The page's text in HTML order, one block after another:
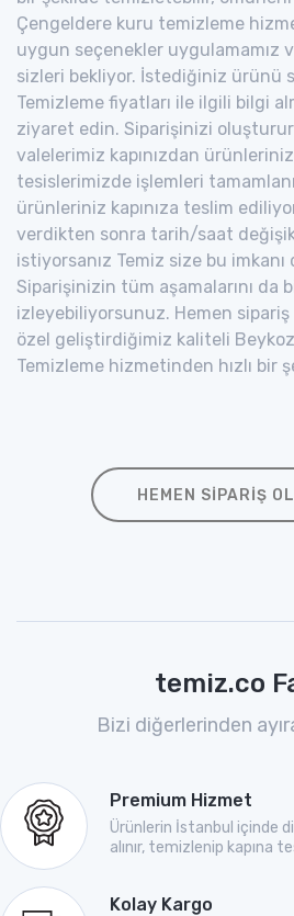
Çengeldere kuru temizleme
uygun seçenekler uygulamamız
sizleri bekliyor. İstediğiniz ürünü
Temizleme fiyatları ile ilgili bilgi
ziyaret edin. Siparişinizi
valelerimiz kapınızdan
tesislerimizde işlemleri
ürünleriniz kapınıza teslim
verdikten sonra tarih/saat
istiyorsanız Temiz size bu imkanı
Siparişinizin tüm aşamalarını da
izleyebiliyorsunuz. Hemen
özel geliştirdiğimiz kaliteli
Temizleme hizmetinden hızlı bir
HEMEN SIPARIŞ
temiz.co
Bizi diğerlerinden
Premium Hizmet
Ürünlerin İstanbul içinde
alınır, temizlenip kapına
Kolay Kargo